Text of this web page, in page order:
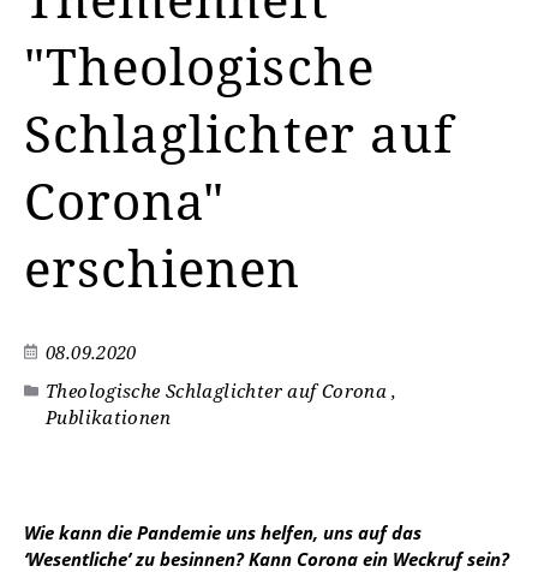
"Theologische
Schlaglichter auf
Corona"
erschienen
08.09.2020
Theologische Schlaglichter auf Corona ,
Publikationen
Wie kann die Pandemie uns helfen, uns auf das
‘Wesentliche’ zu besinnen? Kann Corona ein Weckruf sein?